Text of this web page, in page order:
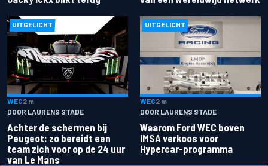
UITGELICHT
WEC2 m
DOOR LAURENS STADE
Achter de schermen bij
Peugeot: zo bereidt een
team zich voor op de 24 uur
van Le Mans
UITGELICHT
WEC2 m
DOOR LAURENS STADE
Waarom Ford WEC boven
IMSA verkoos voor
Hypercar-programma